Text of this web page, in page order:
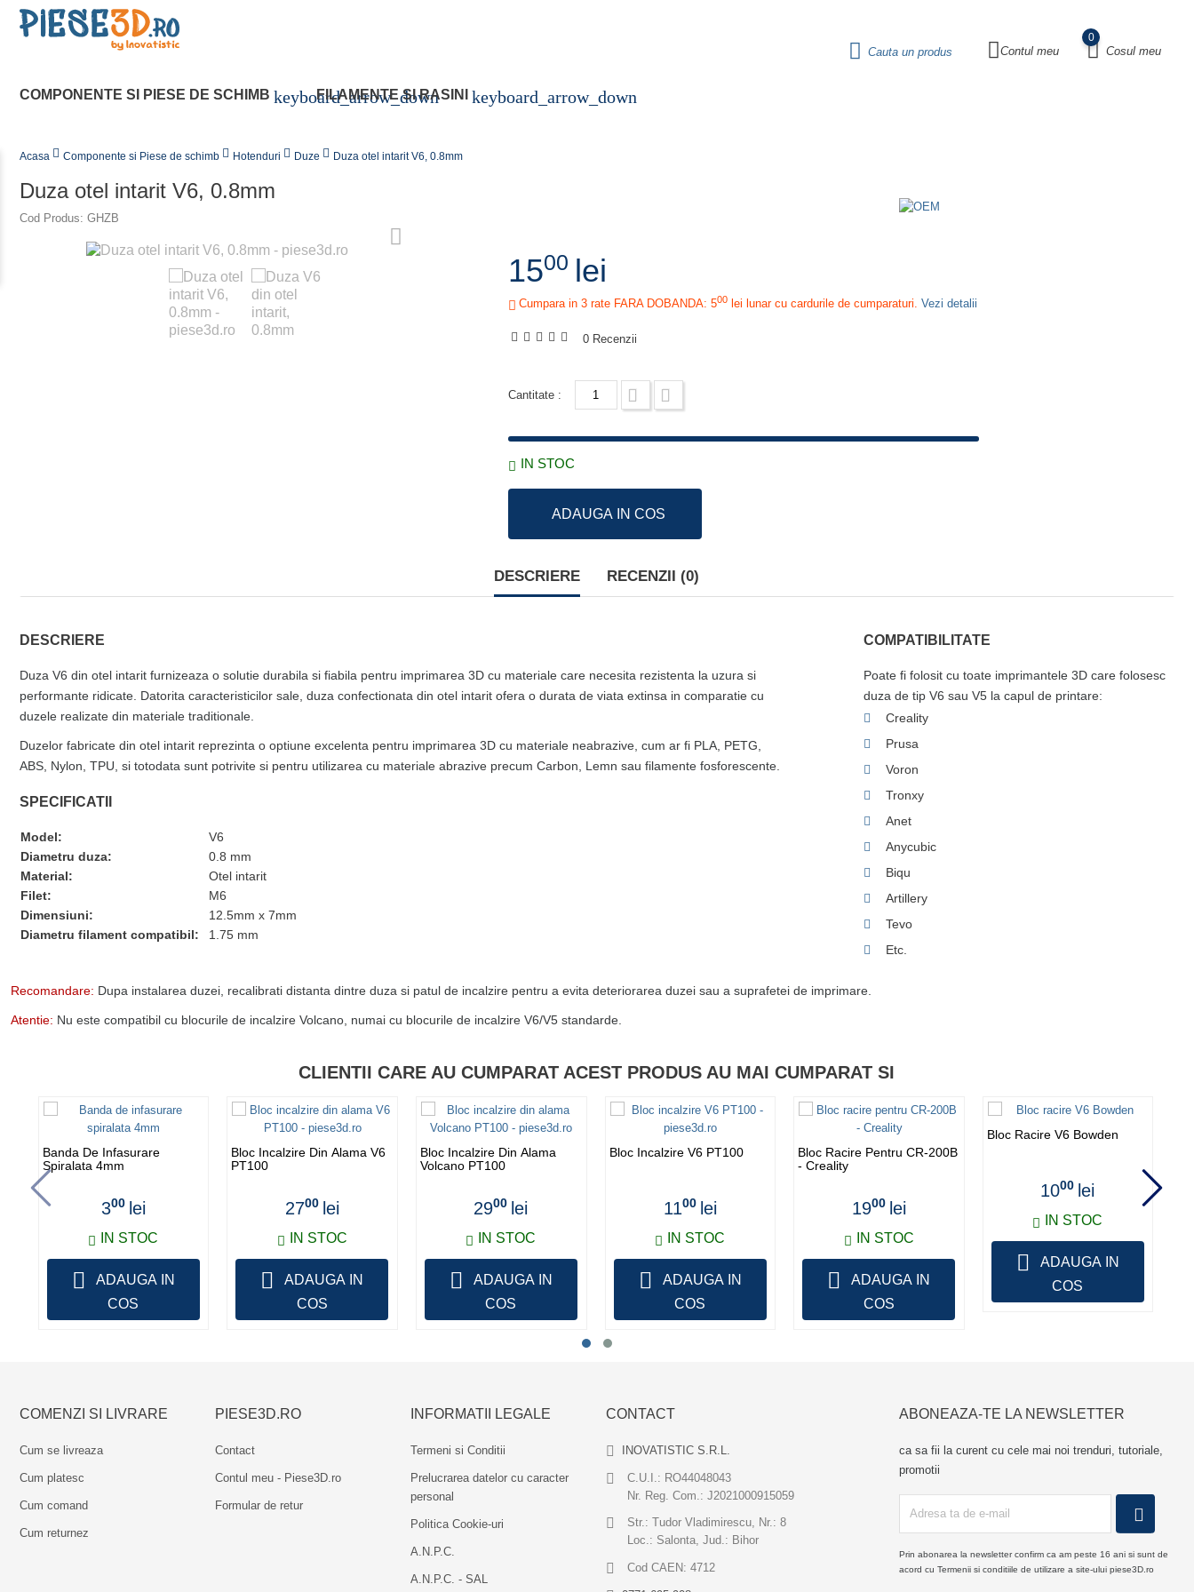
COMPONENTE SI PIESE DE SCHIMB keyboard_arrow_down
FILAMENTE SI RASINI keyboard_arrow_down
Contul meu Cosul meu
0
Cauta un produs
Acasa Componente si Piese de schimb Hotenduri Duze Duza otel intarit V6, 0.8mm
Duza otel intarit V6, 0.8mm
Cod Produs: GHZB
1500 lei
Cumpara in 3 rate FARA DOBANDA: 500lei lunar cu cardurile de cumparaturi. Vezi detalii
0 Recenzii
Cantitate :
IN STOC
ADAUGA IN COS
DESCRIERE RECENZII (0)
DESCRIERE
Duza V6 din otel intarit furnizeaza o solutie durabila si fiabila pentru imprimarea 3D cu materiale care necesita rezistenta la uzura si
performante ridicate. Datorita caracteristicilor sale, duza confectionata din otel intarit ofera o durata de viata extinsa in comparatie cu
duzele realizate din materiale traditionale.
Duzelor fabricate din otel intarit reprezinta o optiune excelenta pentru imprimarea 3D cu materiale neabrazive, cum ar fi PLA, PETG,
ABS, Nylon, TPU, si totodata sunt potrivite si pentru utilizarea cu materiale abrazive precum Carbon, Lemn sau filamente fosforescente.
SPECIFICATII
Model:
V6
Diametru duza:
0.8 mm
Material:
Otel intarit
Filet:
M6
Dimensiuni:
12.5mm x 7mm
Diametru filament compatibil:
1.75 mm
COMPATIBILITATE
Poate fi folosit cu toate imprimantele 3D care folosesc
duza de tip V6 sau V5 la capul de printare:
Creality
Prusa
Voron
Tronxy
Anet
Anycubic
Biqu
Artillery
Tevo
Etc.
Recomandare: Dupa instalarea duzei, recalibrati distanta dintre duza si patul de incalzire pentru a evita deteriorarea duzei sau a suprafetei de imprimare.
Atentie: Nu este compatibil cu blocurile de incalzire Volcano, numai cu blocurile de incalzire V6/V5 standarde.
CLIENTII CARE AU CUMPARAT ACEST PRODUS AU MAI CUMPARAT SI
Banda De Infasurare
Spiralata 4mm
300 lei
IN STOC
COS
Bloc Incalzire Din Alama V6
PT100
2700 lei
IN STOC
ADAUGA IN
COS
Bloc Incalzire Din Alama
Volcano PT100
2900 lei
IN STOC
COS
Bloc Incalzire V6 PT100
1100 lei
IN STOC
COS
Bloc Racire Pentru CR-200B
- Creality
1900 lei
IN STOC
ADAUGA IN
COS
Bloc Racire V6 Bowden
1000 lei
IN STOC
COS
COMENZI SI LIVRARE
Cum se livreaza
Cum platesc
Cum comand
Cum returnez
PIESE3D.RO
Contact
Contul meu - Piese3D.ro
Formular de retur
INFORMATII LEGALE
Termeni si Conditii
Prelucrarea datelor cu caracter
personal
Politica Cookie-uri
A.N.P.C.
A.N.P.C. - SAL
CONTACT
INOVATISTIC S.R.L.
C.U.I.: RO44048043
Nr. Reg. Com.: J2021000915059
Str.: Tudor Vladimirescu, Nr.: 8
Loc.: Salonta, Jud.: Bihor
Cod CAEN: 4712
ABONEAZA-TE LA NEWSLETTER
ca sa fii la curent cu cele mai noi trenduri, tutoriale,
promotii
Prin abonarea la newsletter confirm ca am peste 16 ani si sunt de
acord cu Termenii si conditiile de utilizare a site-ului piese3D.ro